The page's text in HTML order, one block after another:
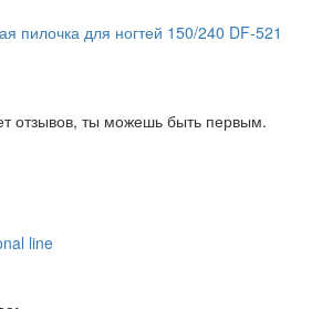
отзывов, ты можешь быть первым.
line